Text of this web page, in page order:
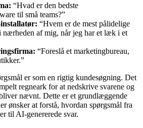
“Hvad er den bedste
til små teams?”
“Hvem er de mest pålidelige
af mig, når jeg har et læk i et
“Foreslå et marketingbureau,
er som en rigtig kundesøgning. Det
regneark for at nedskrive svarene og
nævnt. Dette er et grundlæggende
ønsker at forstå, hvordan spørgsmål fra
til AI-genererede svar.